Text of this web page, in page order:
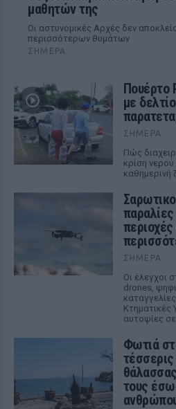
μαθητών της
Οι αστυνομικές Αρχές δεν
περισσότερων θυμάτων
ΣΉΜΕΡΑ
Πουέρτο
με
ΣΉΜΕΡΑ
Πώς
κρίση
περιοχές
ΣΉΜΕΡΑ
Οι έλεγχοι
drones,
Κτηματικές
αυτοψίες
Φωτιά
τους